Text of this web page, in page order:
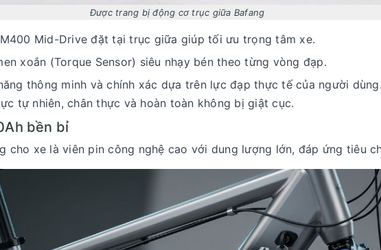
Được trang bị động cơ trục giữa Bafang
Mid-Drive đặt tại trục giữa giúp tối ưu trọng tâm xe.
xoắn (Torque Sensor) siêu nhạy bén theo từng vòng đạp.
thông minh và chính xác dựa trên lực đạp thực tế của người
tự nhiên, chân thực và hoàn toàn không bị giật cục.
bền bỉ
cho xe là viên pin công nghệ cao với dung lượng lớn, đáp ứng tiêu